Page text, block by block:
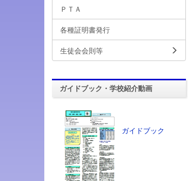
ＰＴＡ
各種証明書発行
生徒会会則等
ガイドブック・学校紹介動画
ガイドブック